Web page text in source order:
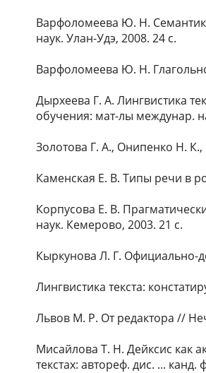
Варфоломеева Ю. Н.
наук. Улан-Удэ, 2008. 24 с.
Варфоломеева Ю. Н.
Дырхеева Г. А. Лингвистика
обучения: мат-лы междунар.
Золотова Г. А., Онипенко Н.
Каменская Е. В. Типы речи в
Корпусова Е. В.
наук. Кемерово, 2003. 21 с.
Кыркунова Л. Г. Официально-
Лингвистика текста:
Львов М. Р. От редактора //
Мисайлова Т. Н. Дейксис как
текстах: автореф. дис. ...